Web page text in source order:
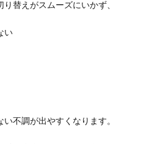
替えがスムーズにいかず、
い
不調が出やすくなります。